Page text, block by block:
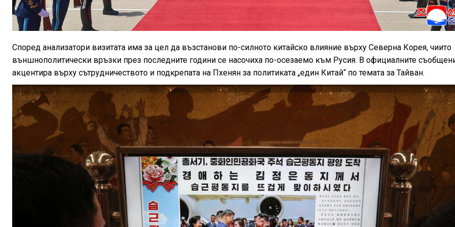
Според анализатори визитата има за цел да възстанови по-силното китайско влияние върху Северна Корея, чиито
външнополитически връзки през последните години се насочиха по-осезаемо към Русия. В официалните
акцентира върху сътрудничеството и подкрепата на Пхенян за политиката „един Китай“ по темата за Тайван.